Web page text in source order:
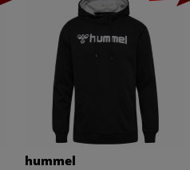
hummel